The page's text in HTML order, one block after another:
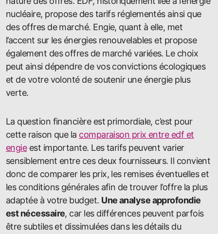
nucléaire, propose des tarifs réglementés ainsi que
des offres de marché. Engie, quant à elle, met
l’accent sur les énergies renouvelables et propose
également des offres de marché variées. Le choix
peut ainsi dépendre de vos convictions écologiques
et de votre volonté de soutenir une énergie plus
verte.
La question financière est primordiale, c’est pour
cette raison que la comparaison prix entre edf et
engieest importante. Les tarifs peuvent varier
sensiblement entre ces deux fournisseurs. Il convient
donc de comparer les prix, les remises éventuelles et
les conditions générales afin de trouver l’offre la plus
adaptée à votre budget. Une analyse approfondie
est nécessaire, car les différences peuvent parfois
être subtiles et dissimulées dans les détails du